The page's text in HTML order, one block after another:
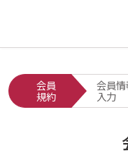
会員
規約
会員情
入力